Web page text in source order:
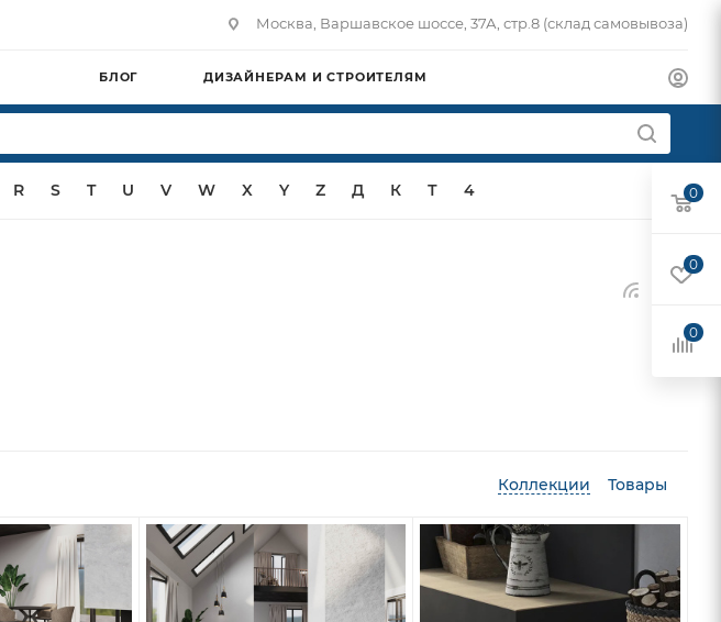
Москва, Варшавское шоссе, 37А, стр.8 (склад самовывоза)
БЛОГ ДИЗАЙНЕРАМ И СТРОИТЕЛЯМ
R S T U V W X Y Z Д К Т 4
Коллекции Товары
0
0
0